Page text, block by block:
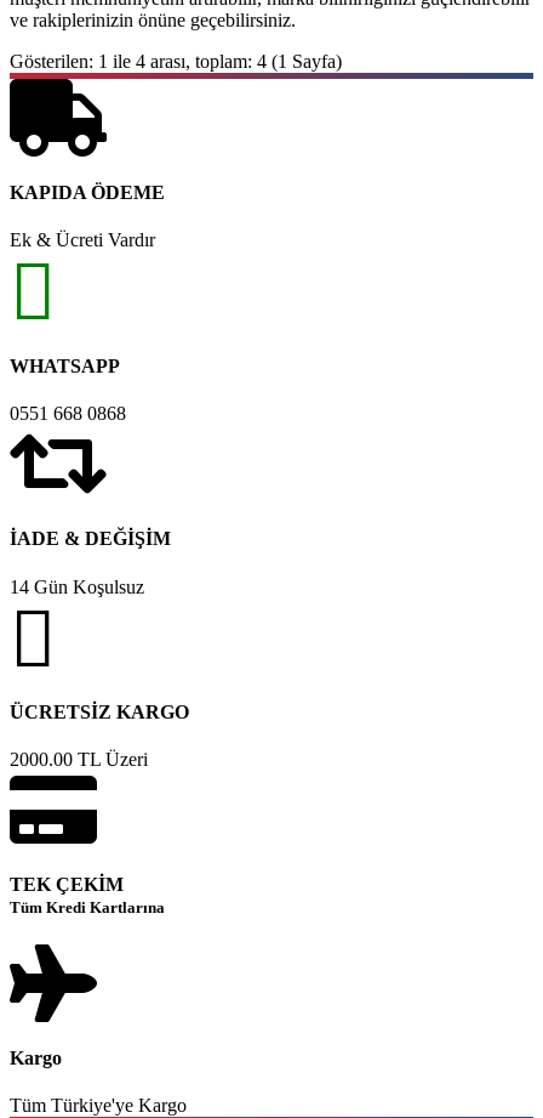
ve rakiplerinizin önüne geçebilirsiniz.
Gösterilen: 1 ile 4 arası, toplam: 4 (1 Sayfa)
KAPIDA ÖDEME
Ek & Ücreti Vardır
WHATSAPP
0551 668 0868
İADE & DEĞİŞİM
14 Gün Koşulsuz
ÜCRETSİZ KARGO
2000.00 TL Üzeri
TEK ÇEKİM
Tüm Kredi Kartlarına
Kargo
Tüm Türkiye'ye Kargo